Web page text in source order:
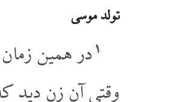
تولد موسی
۱در همین زمان
وقتی آن زن دید